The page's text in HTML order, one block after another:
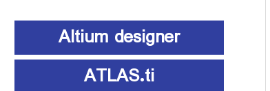
Altium designer
ATLAS.ti